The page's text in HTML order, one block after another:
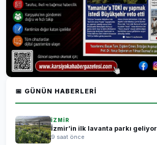
📅 GÜNÜN HABERLERI
İZMİR
İzmir’in ilk lavanta parkı geliyor
9 saat önce